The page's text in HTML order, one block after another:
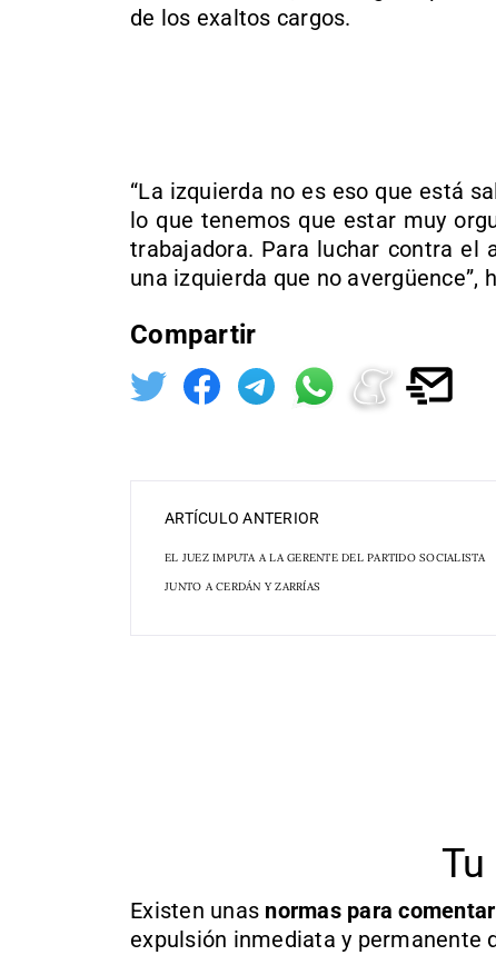
de los exaltos cargos.
“La izquierda no es eso que está
lo que tenemos que estar muy
trabajadora. Para luchar contra el
una izquierda que no avergüence”,
Compartir
ARTÍCULO ANTERIOR
EL JUEZ IMPUTA A LA GERENTE DEL PARTIDO SOCIALISTA
JUNTO A CERDÁN Y ZARRÍAS
Existen unas normas para comentar
expulsión inmediata y permanente